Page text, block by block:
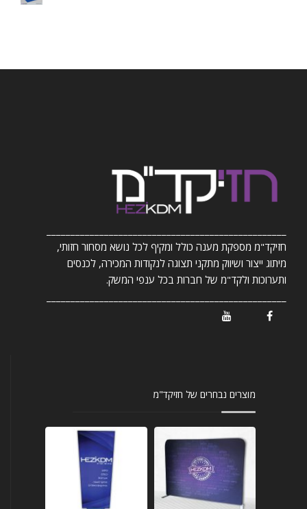
חזיקד"מ מספקת מענה כולל ומקיף לכל נושא מסחור חזותי,
מיתוג ייצור ושיווק מתקני תצוגה לנקודות המכירה, לכנסים
ותערוכות ולקד"מ של חברות בכל ענפי המשק.
מוצרים נבחרים של חזיקד"מ